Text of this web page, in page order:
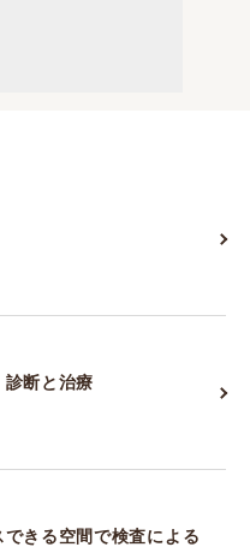
断と治療
きる空間で検査による